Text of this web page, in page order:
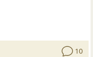
10